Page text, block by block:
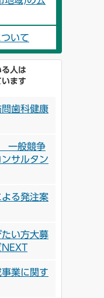
いて
人は
ます
歯科健康
一般競争
サルタン
る発注案
い方大募
NEXT
業に関す